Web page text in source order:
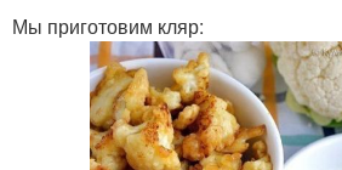
Мы приготовим кляр: